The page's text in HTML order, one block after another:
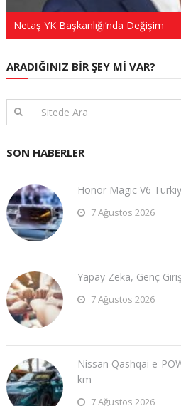
Netaş YK Başkanlığı’nda Değişim
ARADIĞINIZ BIR ŞEY MI VAR?
SON HABERLER
Honor Magic V6
7 Ağustos 2026
Yapay Zeka, Genç
7 Ağustos 2026
Nissan Qashqai e-
km
7 Ağustos 2026